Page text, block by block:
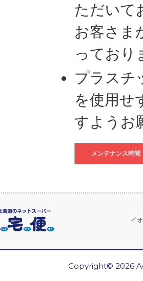
ただいて
お客さま
っており
プラスチ
を使用せ
すようお
メンテナンス時間
イ
Copyright© 2026